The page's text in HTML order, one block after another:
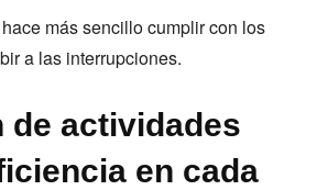
más sencillo cumplir con los
a las interrupciones.
de actividades
en cada